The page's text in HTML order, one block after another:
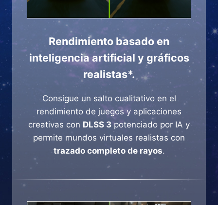
Rendimiento basado en
inteligencia artificial y gráficos
realistas*.
Consigue un salto cualitativo en el
rendimiento de juegos y aplicaciones
creativas con DLSS 3 potenciado por IA y
permite mundos virtuales realistas con
trazado completo de rayos.